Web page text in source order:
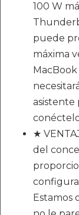
100 W
puede
máxima
MacBook
asistente
★
del
Estamos